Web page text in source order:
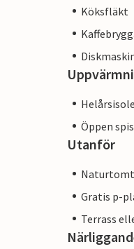
Köksfläkt
Öppen spis
Utanför
Naturtomt
Gratis p-
Terrass